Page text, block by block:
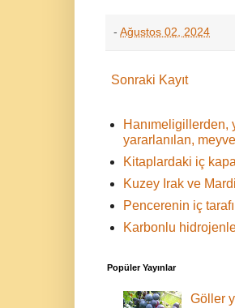
- Ağustos 02, 2024
Sonraki Kayıt
Hanımeligillerden,
yararlanılan,
Kitaplardaki iç
Kuzey Irak ve
Pencerenin iç
Karbonlu
Popüler Yayınlar
Göller